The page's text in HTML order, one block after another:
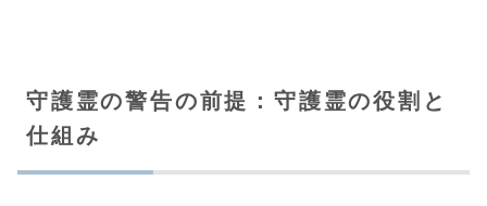
守護霊の警告の前提：守護霊の役割と
仕組み